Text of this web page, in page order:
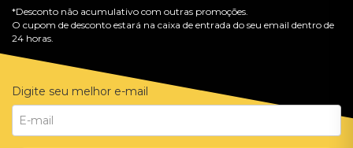
*Desconto não acumulativo com outras promoções.
O cupom de desconto estará na caixa de entrada do seu email dentro de
24 horas.
Digite seu melhor e-mail